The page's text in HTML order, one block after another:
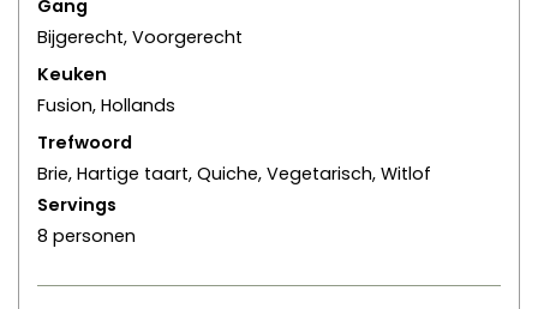
Gang
Bijgerecht, Voorgerecht
Keuken
Fusion, Hollands
Trefwoord
Brie, Hartige taart, Quiche, Vegetarisch, Witlof
Servings
8 personen